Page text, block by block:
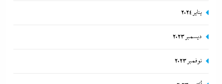
يناير 2024
ديسمبر 2023
نوفمبر 2023